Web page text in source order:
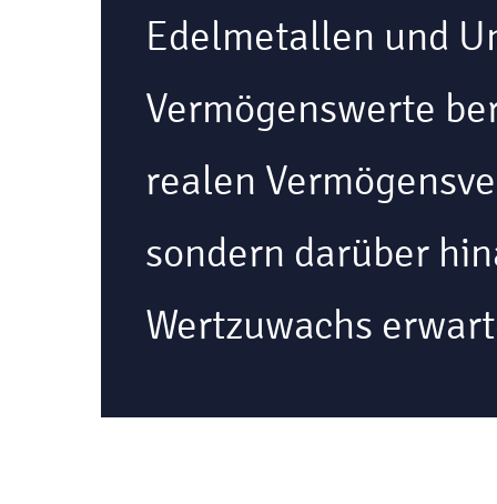
Edelmetallen und
Vermögenswerte
realen
sondern darüber
Wertzuwachs